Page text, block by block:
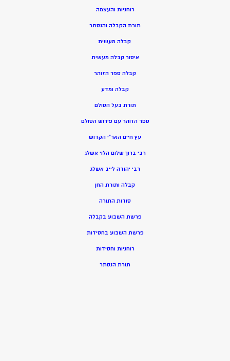
רוחניות והעצמה
תורת הקבלה והנסתר
קבלה מעשית
איסור קבלה מעשית
קבלה ספר הזוהר
קבלה ומדע
תורת בעל הסולם
ספר הזוהר עם פירוש הסולם
עץ חיים האר”י הקדוש
רבי ברוך שלום הלוי אשלג
רבי יהודה לייב אשלג
קבלה ותורת החן
סודות התורה
פרשת השבוע בקבלה
פרשת השבוע בחסידות
רוחניות וחסידות
תורת הנסתר